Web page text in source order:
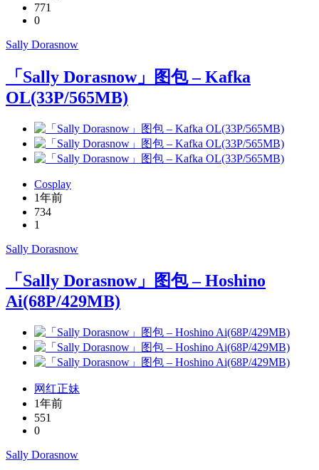
771
0
Sally Dorasnow
「Sally Dorasnow」图包 – Kafka
OL(33P/565MB)
Cosplay
1年前
734
1
Sally Dorasnow
「Sally Dorasnow」图包 – Hoshino
Ai(68P/429MB)
网红正妹
1年前
551
0
Sally Dorasnow